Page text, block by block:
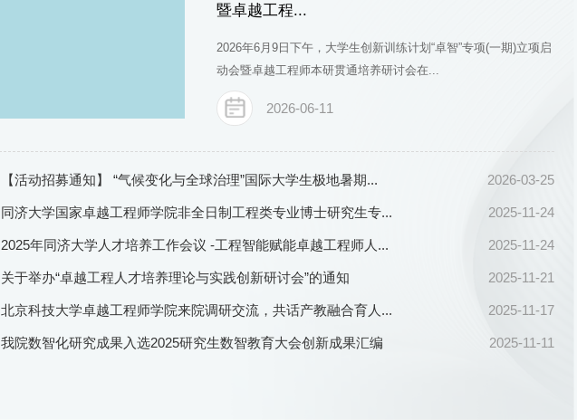
暨卓越工程...
2026年6月9日下午，大学生创新训练计划“卓智”专项(一期)立项启
动会暨卓越工程师本研贯通培养研讨会在...
2026-06-11
2026-03-25
【活动招募通知】 “气候变化与全球治理”国际大学生极地暑期...
2025-11-24
同济大学国家卓越工程师学院非全日制工程类专业博士研究生专...
2025-11-24
2025年同济大学人才培养工作会议 -工程智能赋能卓越工程师人...
2025-11-21
关于举办“卓越工程人才培养理论与实践创新研讨会”的通知
2025-11-17
北京科技大学卓越工程师学院来院调研交流，共话产教融合育人...
2025-11-11
我院数智化研究成果入选2025研究生数智教育大会创新成果汇编